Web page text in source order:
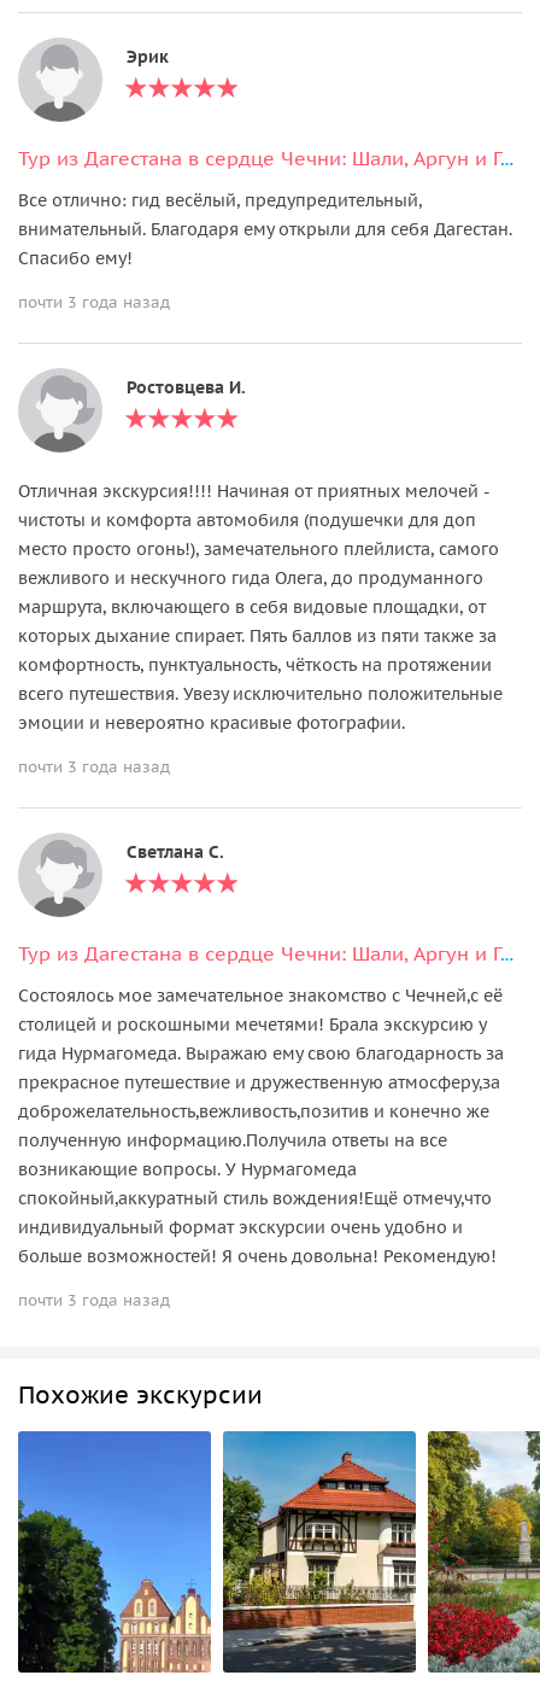
Эрик
Тур из Дагестана в сердце Чечни: Шали, Аргун и Грозный
Все отлично: гид весёлый, предупредительный,
внимательный. Благодаря ему открыли для себя Дагестан.
Спасибо ему!
почти 3 года назад
Ростовцева И.
Отличная экскурсия!!!! Начиная от приятных мелочей -
чистоты и комфорта автомобиля (подушечки для доп
место просто огонь!), замечательного плейлиста, самого
вежливого и нескучного гида Олега, до продуманного
маршрута, включающего в себя видовые площадки, от
которых дыхание спирает. Пять баллов из пяти также за
комфортность, пунктуальность, чёткость на протяжении
всего путешествия. Увезу исключительно положительные
эмоции и невероятно красивые фотографии.
почти 3 года назад
Светлана С.
Тур из Дагестана в сердце Чечни: Шали, Аргун и Грозный
Состоялось мое замечательное знакомство с Чечней,с её
столицей и роскошными мечетями! Брала экскурсию у
гида Нурмагомеда. Выражаю ему свою благодарность за
прекрасное путешествие и дружественную атмосферу,за
доброжелательность,вежливость,позитив и конечно же
полученную информацию.Получила ответы на все
возникающие вопросы. У Нурмагомеда
спокойный,аккуратный стиль вождения!Ещё отмечу,что
индивидуальный формат экскурсии очень удобно и
больше возможностей! Я очень довольна! Рекомендую!
почти 3 года назад
Похожие экскурсии